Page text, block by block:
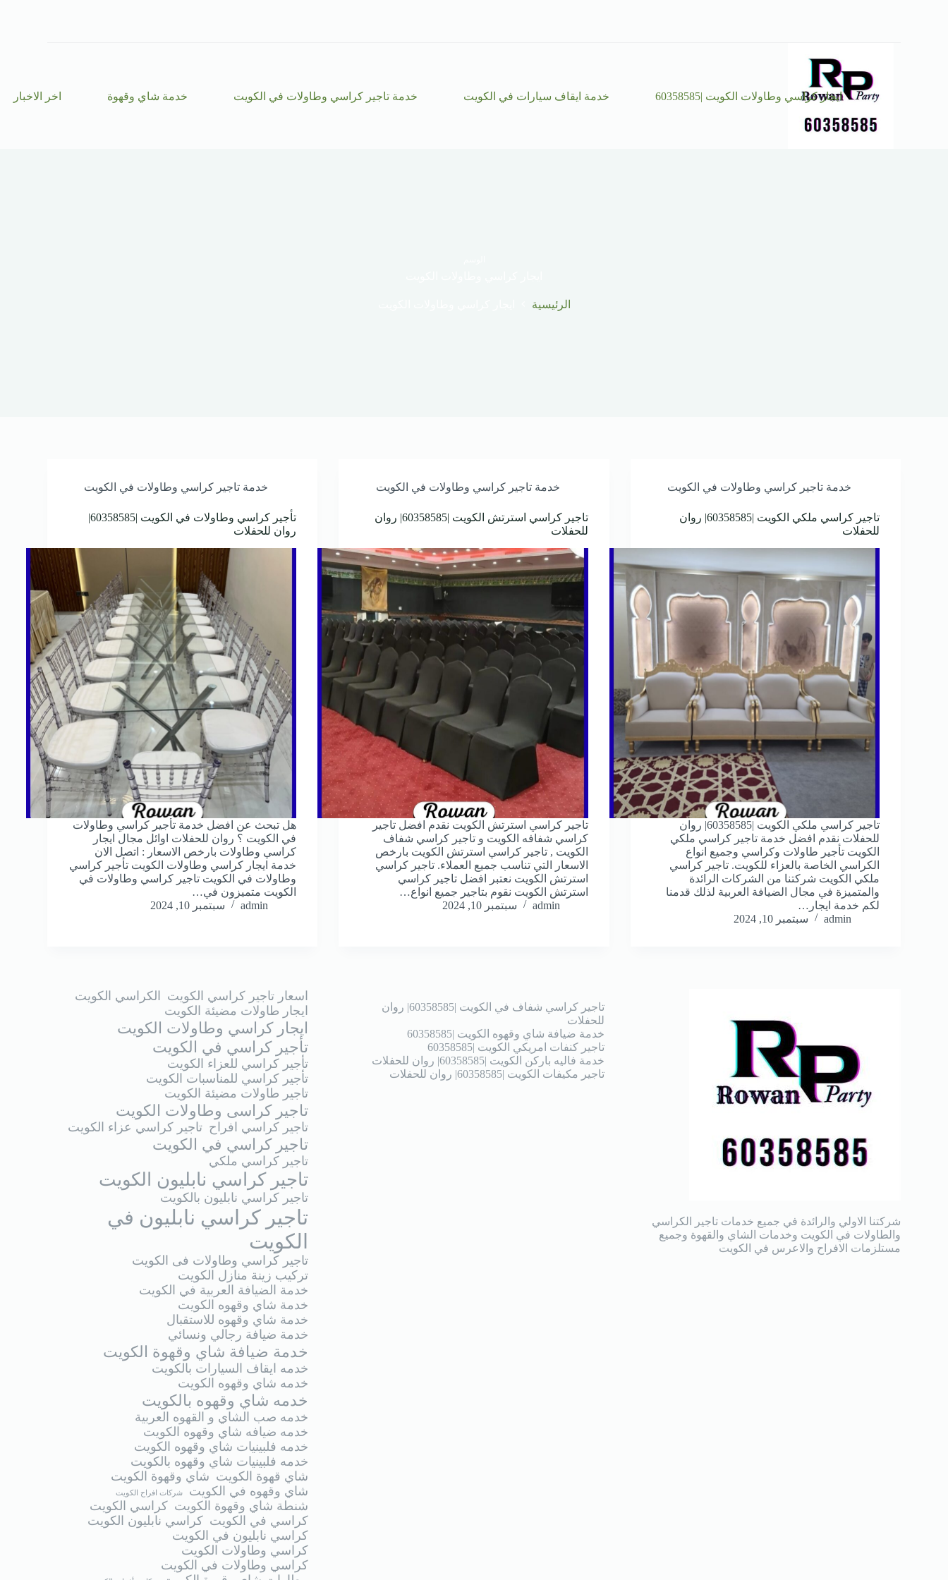
ايجار كراسي وطاولات الكويت |60358585 خدمة ايقاف سيارات في الكويت خدمة تاجير كراسي وطاولات في الكويت خدمة شاي وقهوة اخر الاخبار
الرئيسية
خدمة تاجير كراسي وطاولات في الكويت
تاجير كراسي ملكي الكويت |60358585| روان
للحفلات
تاجير كراسي ملكي الكويت |60358585| روان
للحفلات نقدم افضل خدمة تاجير كراسي ملكي
الكويت تأجير طاولات وكراسي وجميع انواع
الكراسي الخاصة بالعزاء للكويت. تاجير كراسي
ملكي الكويت شركتنا من الشركات الرائدة
والمتميزة في مجال الضيافة العربية لذلك قدمنا
لكم خدمة ايجار…
admin
سبتمبر 10, 2024
خدمة تاجير كراسي وطاولات في الكويت
تاجير كراسي استرتش الكويت |60358585| روان
للحفلات
تاجير كراسي استرتش الكويت نقدم افضل تاجير
كراسي شفافه الكويت و تاجير كراسي شفاف
الكويت , تاجير كراسي استرتش الكويت بارخص
الاسعار التي تناسب جميع العملاء. تاجير كراسي
استرتش الكويت نعتبر افضل تاجير كراسي
استرتش الكويت نقوم بتاجير جميع انواع…
admin
سبتمبر 10, 2024
خدمة تاجير كراسي وطاولات في الكويت
تأجير كراسي وطاولات في الكويت |60358585|
روان للحفلات
هل تبحث عن افضل خدمة تأجير كراسي وطاولات
في الكويت ؟ روان للحفلات اوائل مجال ايجار
كراسي وطاولات بارخص الاسعار : اتصل الان
خدمة ايجار كراسي وطاولات الكويت تأجير كراسي
وطاولات في الكويت تاجير كراسي وطاولات في
الكويت متميزون في…
admin
سبتمبر 10, 2024
شركتنا الاولي والرائدة في جميع خدمات تاجير الكراسي
والطاولات في الكويت وخدمات الشاي والقهوة وجميع
مستلزمات الافراح والاعرس في الكويت
تاجير كراسي شفاف في الكويت |60358585| روان
للحفلات
خدمة ضيافة شاي وقهوه الكويت |60358585
تاجير كنفات امريكي الكويت |60358585
خدمة فاليه باركن الكويت |60358585| روان للحفلات
تاجير مكيفات الكويت |60358585| روان للحفلات
اسعار تاجير كراسي الكويت
الكراسي الكويت
ايجار طاولات مضيئة الكويت
ايجار كراسي وطاولات الكويت
تأجير كراسي في الكويت
تأجير كراسي للعزاء الكويت
تأجير كراسي للمناسبات الكويت
تاجير طاولات مضيئة الكويت
تاجير كراسى وطاولات الكويت
تاجير كراسي افراح تاجير كراسي عزاء الكويت
تاجير كراسي في الكويت
تاجير كراسي ملكي
تاجير كراسي نابليون الكويت
تاجير كراسي نابليون بالكويت
تاجير كراسي نابليون في
الكويت
تاجير كراسي وطاولات فى الكويت
تركيب زينة منازل الكويت
خدمة الضيافة العربية في الكويت
خدمة شاي وقهوه الكويت
خدمة شاي وقهوه للاستقبال
خدمة ضيافة رجالي ونسائي
خدمة ضيافة شاي وقهوة الكويت
خدمه ايقاف السيارات بالكويت
خدمه شاي وقهوه الكويت
خدمه شاي وقهوه بالكويت
خدمه صب الشاي و القهوه العربية
خدمه ضيافه شاي وقهوه الكويت
خدمه فلبينيات شاي وقهوه الكويت
خدمه فلبينيات شاي وقهوه بالكويت
شاي قهوة الكويت شاي وقهوة الكويت
شاي وقهوه في الكويت
شركات افراح الكويت
شنطة شاي وقهوة الكويت كراسي الكويت
كراسي في الكويت كراسي نابليون الكويت
كراسي نابليون في الكويت
كراسي وطاولات الكويت
كراسي وطاولات في الكويت